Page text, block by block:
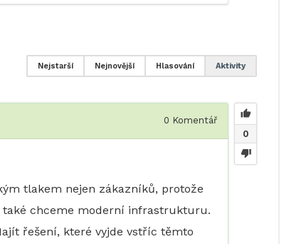
Aktivity
Hlasování
Nejnovější
Nejstarší
0
0 Komentář
tlakem nejen zákazníků, protože
také chceme moderní infrastrukturu.
řešení, které vyjde vstříc těmto